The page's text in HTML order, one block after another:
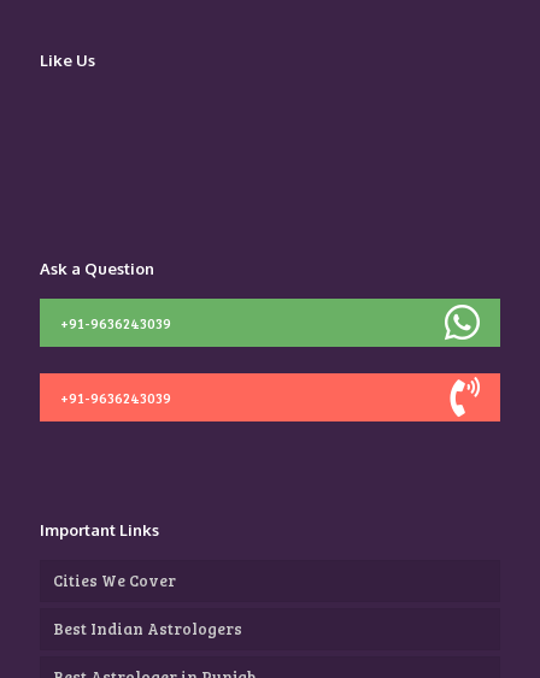
Like Us
Ask a Question
+91-9636243039
+91-9636243039
Important Links
Cities We Cover
Best Indian Astrologers